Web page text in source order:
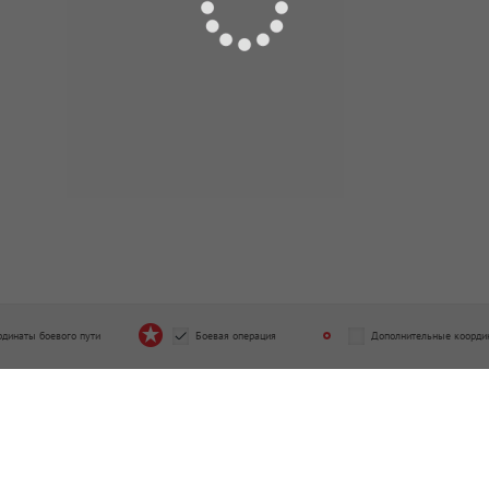
боевого пути Боевая операция Дополнительные